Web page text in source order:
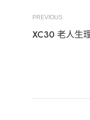
PREVIOUS
XC30 老人生